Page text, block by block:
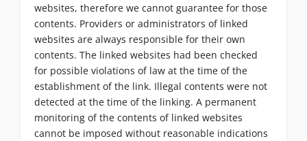
websites, therefore we cannot guarantee for those
contents. Providers or administrators of linked
websites are always responsible for their own
contents. The linked websites had been checked
for possible violations of law at the time of the
establishment of the link. Illegal contents were not
detected at the time of the linking. A permanent
monitoring of the contents of linked websites
cannot be imposed without reasonable indications